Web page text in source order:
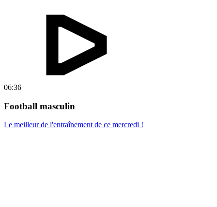
06:36
Football masculin
Le meilleur de l'entraînement de ce mercredi !